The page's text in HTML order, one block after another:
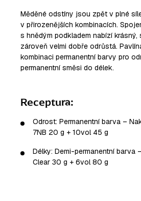
Měděné odstíny jsou zpět v plné
v přirozenějších kombinacích.
s hnědým podkladem nabízí
zároveň velmi dobře odrůstá.
kombinaci permanentní barvy pro
permanentní směsi do délek.
Receptura:
Odrost: Permanentní barva –
7NB 20 g + 10vol 45 g
Délky: Demi-permanentní barva
Clear 30 g + 6vol 80 g